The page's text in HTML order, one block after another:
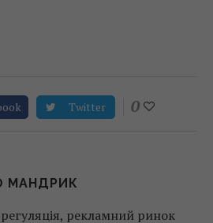
Twitter 0
МАНДРИК
рекламний ринок